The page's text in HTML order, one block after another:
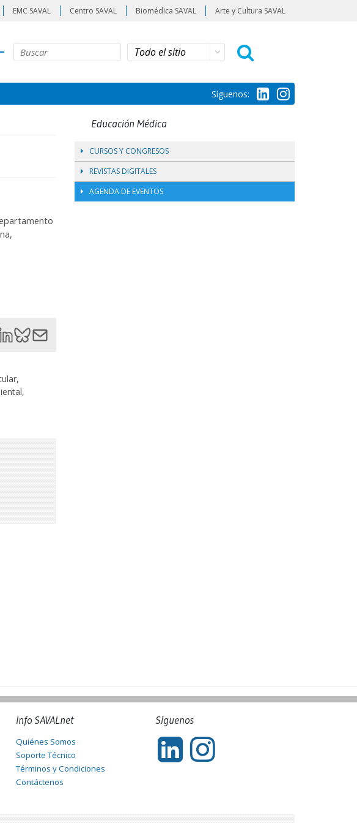
EMC SAVAL Centro SAVAL Biomédica SAVAL Arte y Cultura SAVAL
Síguenos:
Educación Médica
CURSOS Y CONGRESOS
REVISTAS DIGITALES
AGENDA DE EVENTOS
Info SAVALnet
Quiénes Somos
Soporte Técnico
Términos y Condiciones
Contáctenos
Síguenos